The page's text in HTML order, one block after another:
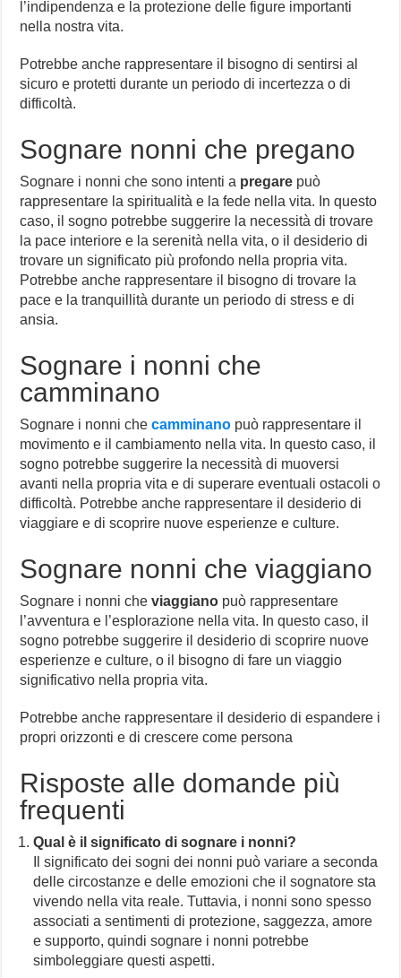
l’indipendenza e la protezione delle figure importanti
nella nostra vita.
Potrebbe anche rappresentare il bisogno di sentirsi al
sicuro e protetti durante un periodo di incertezza o di
difficoltà.
Sognare nonni che pregano
Sognare i nonni che sono intenti a pregare può
rappresentare la spiritualità e la fede nella vita. In questo
caso, il sogno potrebbe suggerire la necessità di trovare
la pace interiore e la serenità nella vita, o il desiderio di
trovare un significato più profondo nella propria vita.
Potrebbe anche rappresentare il bisogno di trovare la
pace e la tranquillità durante un periodo di stress e di
ansia.
Sognare i nonni che
camminano
Sognare i nonni checamminano può rappresentare il
movimento e il cambiamento nella vita. In questo caso, il
sogno potrebbe suggerire la necessità di muoversi
avanti nella propria vita e di superare eventuali ostacoli o
difficoltà. Potrebbe anche rappresentare il desiderio di
viaggiare e di scoprire nuove esperienze e culture.
Sognare nonni che viaggiano
Sognare i nonni cheviaggiano può rappresentare
l’avventura e l’esplorazione nella vita. In questo caso, il
sogno potrebbe suggerire il desiderio di scoprire nuove
esperienze e culture, o il bisogno di fare un viaggio
significativo nella propria vita.
Potrebbe anche rappresentare il desiderio di espandere i
propri orizzonti e di crescere come persona
Risposte alle domande più
frequenti
Qual è il significato di sognare i nonni?
Il significato dei sogni dei nonni può variare a seconda
delle circostanze e delle emozioni che il sognatore sta
vivendo nella vita reale. Tuttavia, i nonni sono spesso
associati a sentimenti di protezione, saggezza, amore
e supporto, quindi sognare i nonni potrebbe
simboleggiare questi aspetti.